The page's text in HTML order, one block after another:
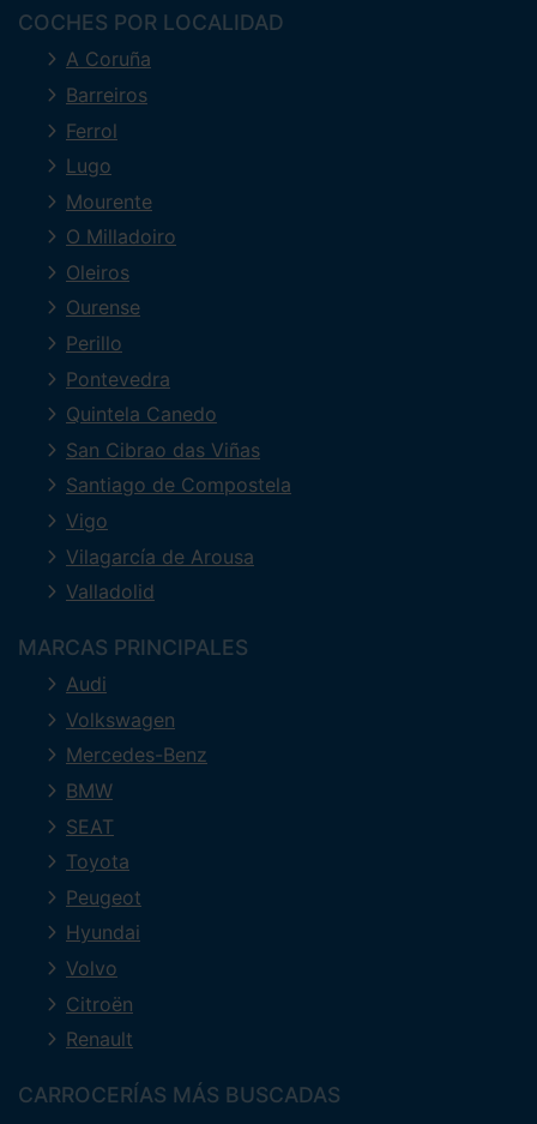
COCHES POR LOCALIDAD
A Coruña
Barreiros
Ferrol
Lugo
Mourente
O Milladoiro
Oleiros
Ourense
Perillo
Pontevedra
Quintela Canedo
San Cibrao das Viñas
Santiago de Compostela
Vigo
Vilagarcía de Arousa
Valladolid
MARCAS PRINCIPALES
Audi
Volkswagen
Mercedes-Benz
BMW
SEAT
Toyota
Peugeot
Hyundai
Volvo
Citroën
Renault
CARROCERÍAS MÁS BUSCADAS